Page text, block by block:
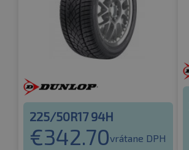
225/50R17 94H
€342.70vrátane DPH